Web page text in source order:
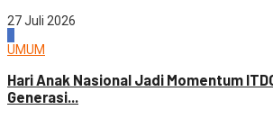
27 Juli 2026
UMUM
Hari Anak Nasional Jadi Momentum
Generasi...